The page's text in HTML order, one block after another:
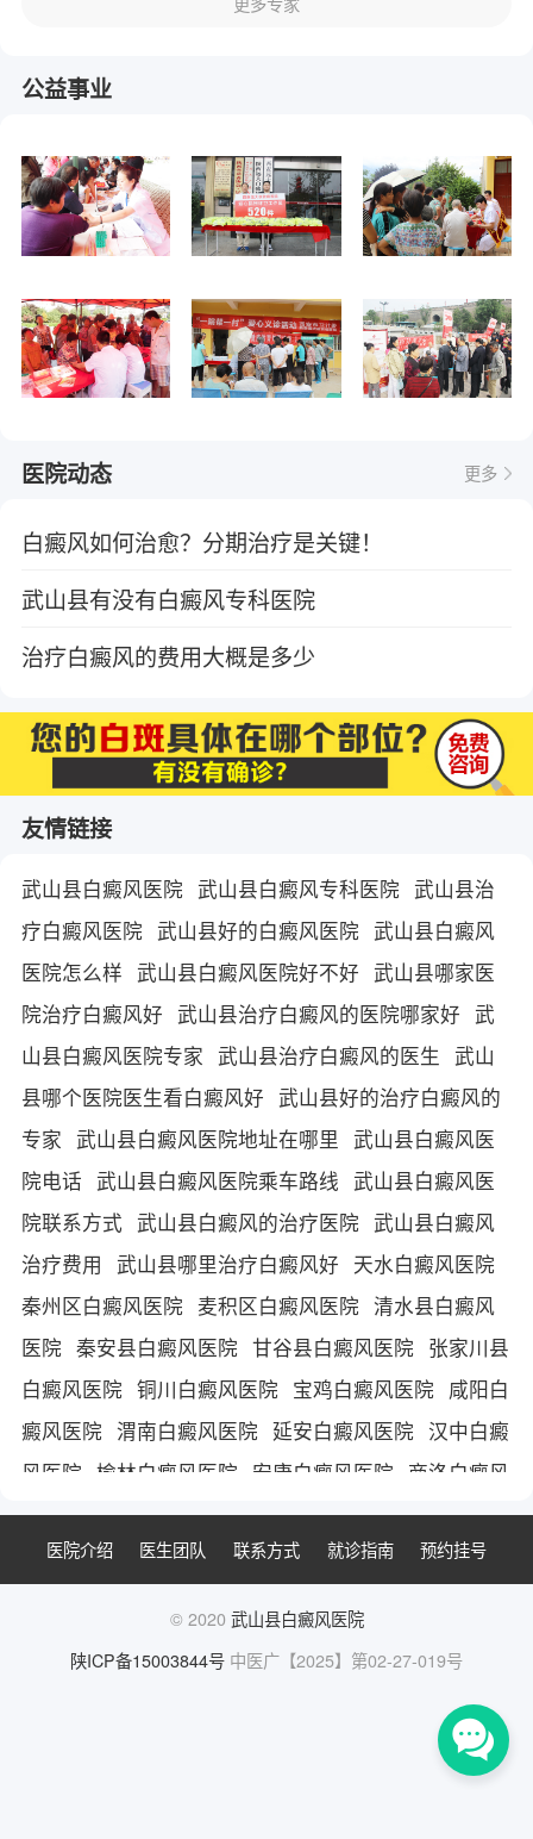
公益事业
医院动态 更多
白癜风如何治愈？分期治疗是关键！
武山县有没有白癜风专科医院
治疗白癜风的费用大概是多少
友情链接
武山县白癜风医院 武山县白癜风专科医院 武山县治
疗白癜风医院 武山县好的白癜风医院 武山县白癜风
医院怎么样 武山县白癜风医院好不好 武山县哪家医
院治疗白癜风好 武山县治疗白癜风的医院哪家好 武
山县白癜风医院专家 武山县治疗白癜风的医生
武山
县哪个医院医生看白癜风好 武山县好的治疗白癜风的
专家 武山县白癜风医院地址在哪里
武山县白癜风医
院电话 武山县白癜风医院乘车路线 武山县白癜风医
院联系方式 武山县白癜风的治疗医院 武山县白癜风
治疗费用
武山县哪里治疗白癜风好 天水白癜风医院
秦州区白癜风医院 麦积区白癜风医院 清水县白癜风
医院 秦安县白癜风医院 甘谷县白癜风医院 张家川县
白癜风医院 铜川白癜风医院 宝鸡白癜风医院 咸阳白
癜风医院 渭南白癜风医院 延安白癜风医院 汉中白癜
风医院 榆林白癜风医院 安康白癜风医院 商洛白癜风
医院 运城白癜风医院 平凉市白癜风医院 庆阳白癜风
医院 陇南白癜风医院 三门峡白癜风医院
陕西白癜风
医院介绍 医生团队 联系方式 就诊指南 预约挂号
© 2020 武山县白癜风医院
陕ICP备15003844号 中医广【2025】第02-27-019号